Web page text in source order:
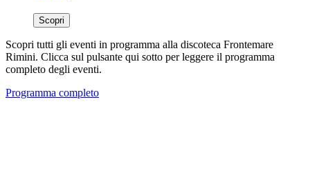
Scopri
Scopri tutti gli eventi in programma alla discoteca Frontemare
Rimini. Clicca sul pulsante qui sotto per leggere il programma
completo degli eventi.
Programma completo